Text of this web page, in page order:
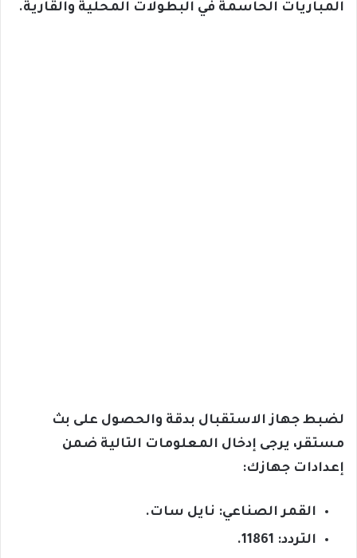
المباريات الحاسمة في البطولات المحلية والقارية.
لضبط جهاز الاستقبال بدقة والحصول على بث
مستقر، يرجى إدخال المعلومات التالية ضمن
إعدادات جهازك:
القمر الصناعي: نايل سات.
التردد: 11861.